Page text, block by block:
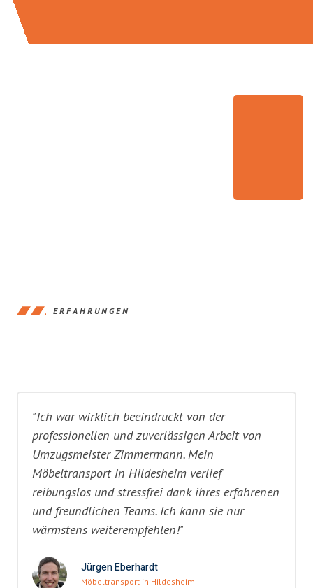
ERFAHRUNGEN
"Ich war wirklich beeindruckt von der
professionellen und zuverlässigen Arbeit von
Umzugsmeister Zimmermann. Mein
Möbeltransport in Hildesheim verlief
reibungslos und stressfrei dank ihres erfahrenen
und freundlichen Teams. Ich kann sie nur
wärmstens weiterempfehlen!"
Jürgen Eberhardt
Möbeltransport in Hildesheim